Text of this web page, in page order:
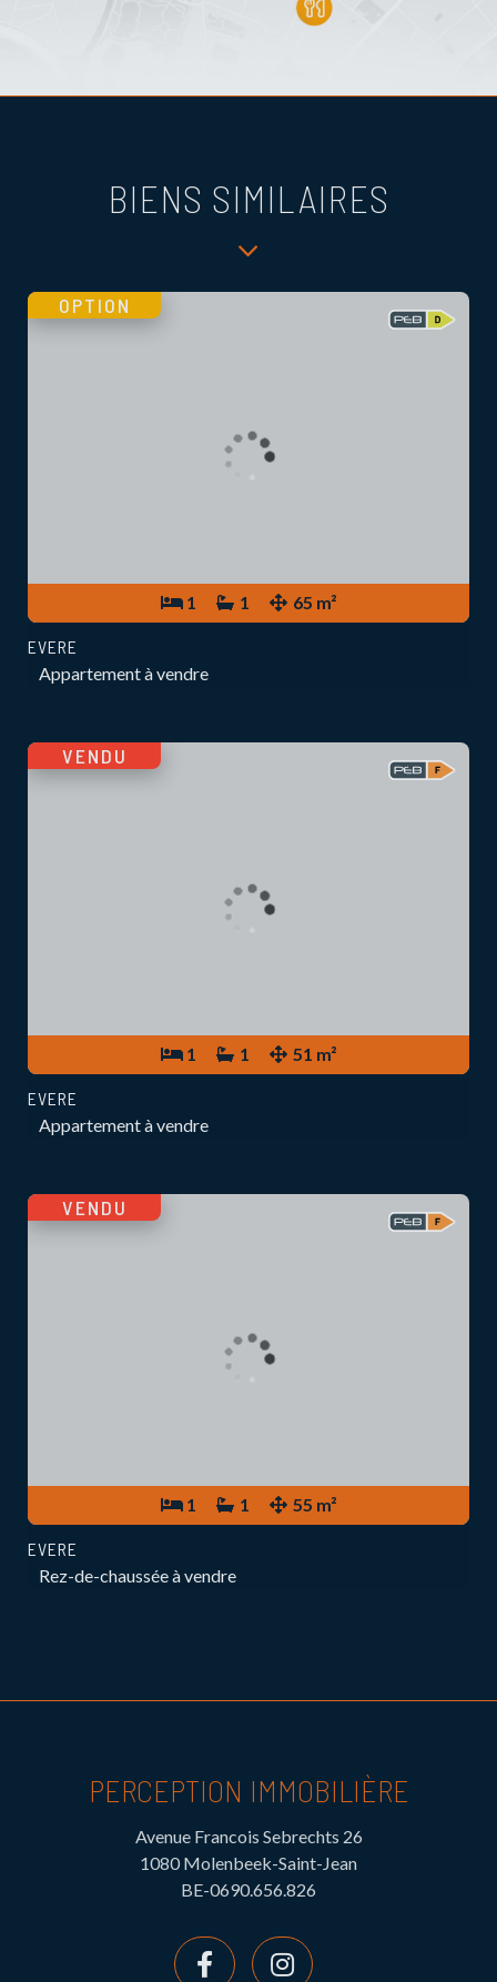
BIENS SIMILAIRES
1 1 65 m²
OPTION
EVERE
Appartement à vendre
1 1 51 m²
VENDU
EVERE
Appartement à vendre
1 1 55 m²
VENDU
EVERE
Rez-de-chaussée à vendre
PERCEPTION IMMOBILIÈRE
Avenue Francois Sebrechts 26
1080 Molenbeek-Saint-Jean
BE-0690.656.826